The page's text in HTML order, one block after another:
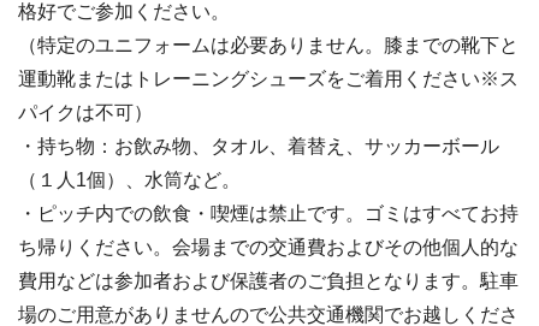
格好でご参加ください。
（特定のユニフォームは必要ありません。膝までの靴下と
運動靴またはトレーニングシューズをご着用ください※ス
パイクは不可）
・持ち物：お飲み物、タオル、着替え、サッカーボール
（１人1個）、水筒など。
・ピッチ内での飲食・喫煙は禁止です。ゴミはすべてお持
ち帰りください。会場までの交通費およびその他個人的な
費用などは参加者および保護者のご負担となります。駐車
場のご用意がありませんので公共交通機関でお越しくださ